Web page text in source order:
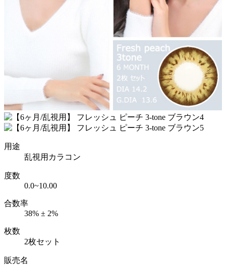
用途
乱視用カラコン
度数
0.0~10.00
合数率
38% ± 2%
枚数
2枚セット
販売名